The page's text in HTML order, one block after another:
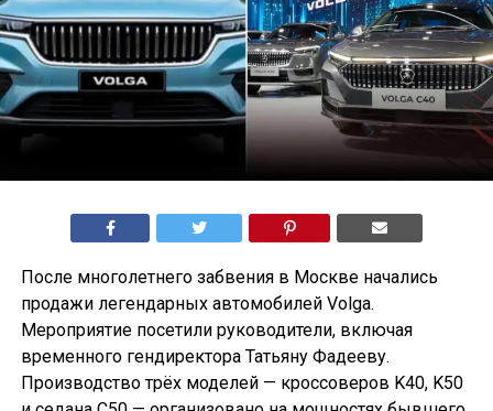
После многолетнего забвения в Москве начались
продажи легендарных автомобилей Volga.
Мероприятие посетили руководители, включая
временного гендиректора Татьяну Фадееву.
Производство трёх моделей — кроссоверов K40, K50